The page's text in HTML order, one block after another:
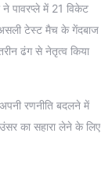
ने पावरप्ले में 21 विकेट
असली टेस्ट मैच के गेंदबाज
ढंग से नेतृत्व किया
रणनीति बदलने में
का सहारा लेने के लिए